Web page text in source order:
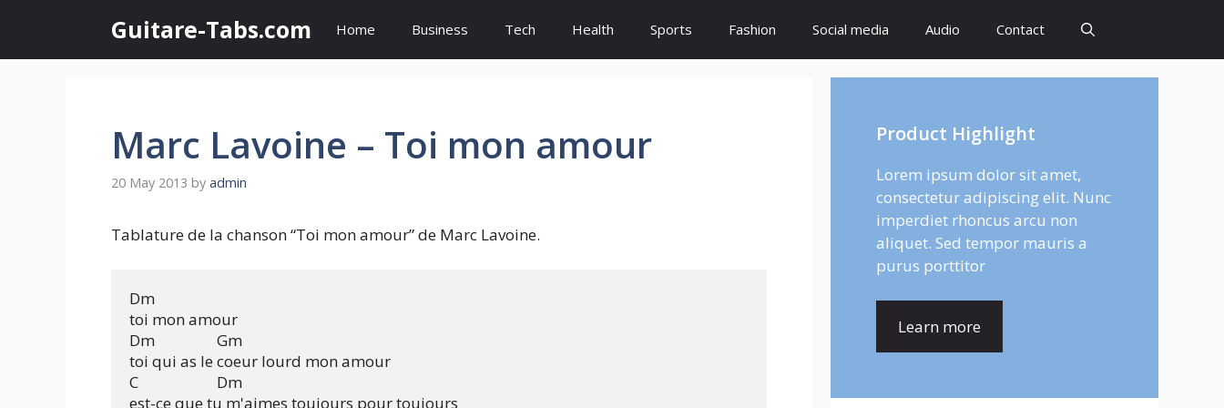
content
Guitare-Tabs.com Home Business Tech Health Sports Fashion Social media Audio Contact
Marc Lavoine – Toi mon amour
20 May 2013 by admin
Tablature de la chanson “Toi mon amour” de Marc Lavoine.
Dm
toi mon amour
Dm			Gm
toi qui as le coeur lourd mon amour
C			Dm
est-ce que tu m'aimes toujours pour toujours
Product Highlight
Lorem ipsum dolor sit amet,
consectetur adipiscing elit. Nunc
imperdiet rhoncus arcu non
aliquet. Sed tempor mauris a
purus porttitor
Learn more